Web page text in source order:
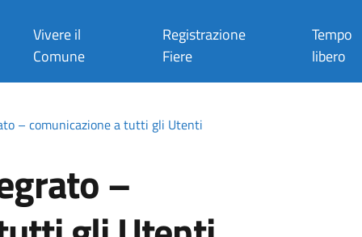
Vivere il
Comune
Registrazione
Fiere
Tempo
libero
– comunicazione a tutti gli Utenti
–